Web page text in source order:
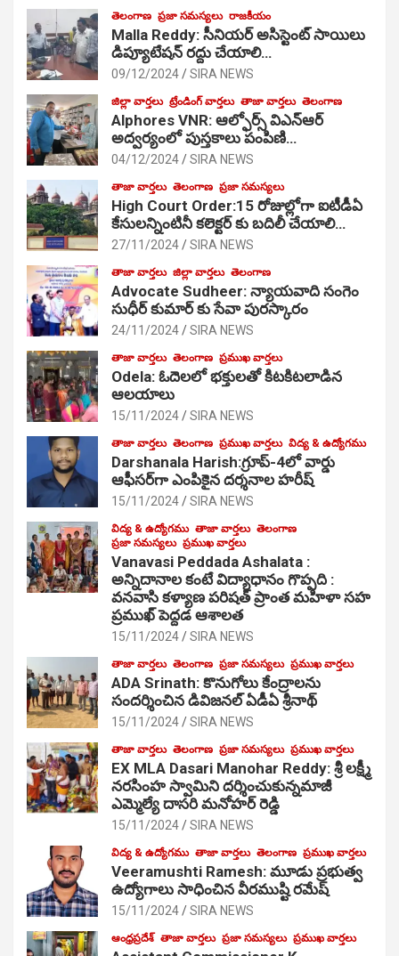
తెలంగాణ ప్రజా సమస్యలు రాజకీయం
Malla Reddy: సీనియర్ అసిస్టెంట్ సాయిలు
డిప్యూటేషన్ రద్దు చేయాలి…
09/12/2024 SIRA NEWS
జిల్లా వార్తలు ట్రేండింగ్ వార్తలు తాజా వార్తలు తెలంగాణ
Alphores VNR: ఆల్ఫోర్స్ విఎన్ఆర్
అద్వర్యంలో పుస్తకాలు పంపిణి…
04/12/2024 SIRA NEWS
తాజా వార్తలు తెలంగాణ ప్రజా సమస్యలు
High Court Order:15 రోజుల్లోగా ఐటీడీఏ
కేసులన్నింటినీ కలెక్టర్ కు బదిలీ చేయాలి…
27/11/2024 SIRA NEWS
తాజా వార్తలు జిల్లా వార్తలు తెలంగాణ
Advocate Sudheer: న్యాయవాది సంగెం
సుధీర్ కుమార్ కు సేవా పురస్కారం
24/11/2024 SIRA NEWS
తాజా వార్తలు తెలంగాణ ప్రముఖ వార్తలు
Odela: ఓదెల‌లో భక్తులతో కిటకిటలాడిన
ఆల‌యాలు
15/11/2024 SIRA NEWS
తాజా వార్తలు తెలంగాణ ప్రముఖ వార్తలు విద్య & ఉద్యోగము
Darshanala Harish:గ్రూప్-4లో వార్డు
ఆఫీసర్‌గా ఎంపికైన దర్శనాల హరీష్
15/11/2024 SIRA NEWS
విద్య & ఉద్యోగము తాజా వార్తలు తెలంగాణ
ప్రజా సమస్యలు ప్రముఖ వార్తలు
Vanavasi Peddada Ashalata :
అన్నిదానాల కంటే విద్యాధానం గొప్పది :
వనవాసి కళ్యాణ పరిషత్ ప్రాంత మహిళా సహ
ప్రముఖ్ పెద్దడ ఆశాలత
15/11/2024 SIRA NEWS
తాజా వార్తలు తెలంగాణ ప్రజా సమస్యలు ప్రముఖ వార్తలు
ADA Srinath: కొనుగోలు కేంద్రాల‌ను
సంద‌ర్శించిన డివిజనల్ ఏడీఏ శ్రీనాథ్
15/11/2024 SIRA NEWS
తాజా వార్తలు తెలంగాణ ప్రజా సమస్యలు ప్రముఖ వార్తలు
EX MLA Dasari Manohar Reddy: శ్రీ లక్ష్మీ
నరసింహ స్వామిని దర్శించుకున్నమాజీ
ఎమ్మెల్యే దాసరి మనోహర్ రెడ్డి
15/11/2024 SIRA NEWS
విద్య & ఉద్యోగము తాజా వార్తలు తెలంగాణ ప్రముఖ వార్తలు
Veeramushti Ramesh: మూడు ప్రభుత్వ
ఉద్యోగాలు సాధించిన వీరముష్టి రమేష్
15/11/2024 SIRA NEWS
ఆంధ్రప్రదేశ్ తాజా వార్తలు ప్రజా సమస్యలు ప్రముఖ వార్తలు